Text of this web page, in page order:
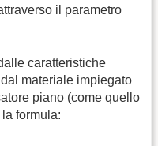
il parametro
caratteristiche
materiale impiegato
piano (come quello
formula: